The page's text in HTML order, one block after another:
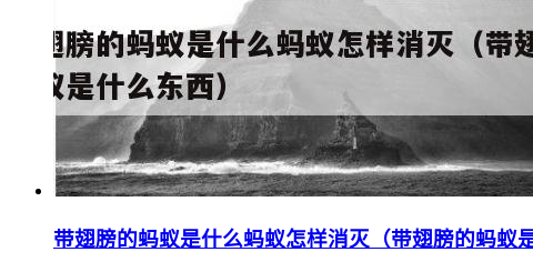
带翅膀的蚂蚁是什么蚂蚁怎样消灭（带翅膀的蚂蚁